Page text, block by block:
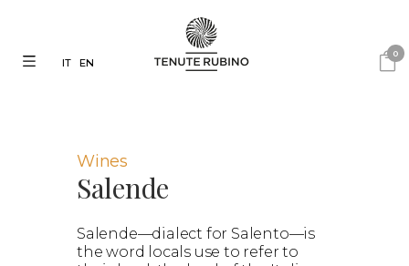
0
IT EN
Wines
Salende
Salende—dialect for Salento—is
the word locals use to refer to